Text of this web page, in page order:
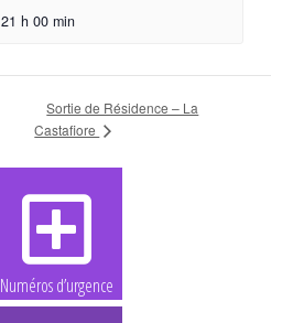
21 h 00 min
Sortie de Résidence – La
Castafiore
Numéros d’urgence